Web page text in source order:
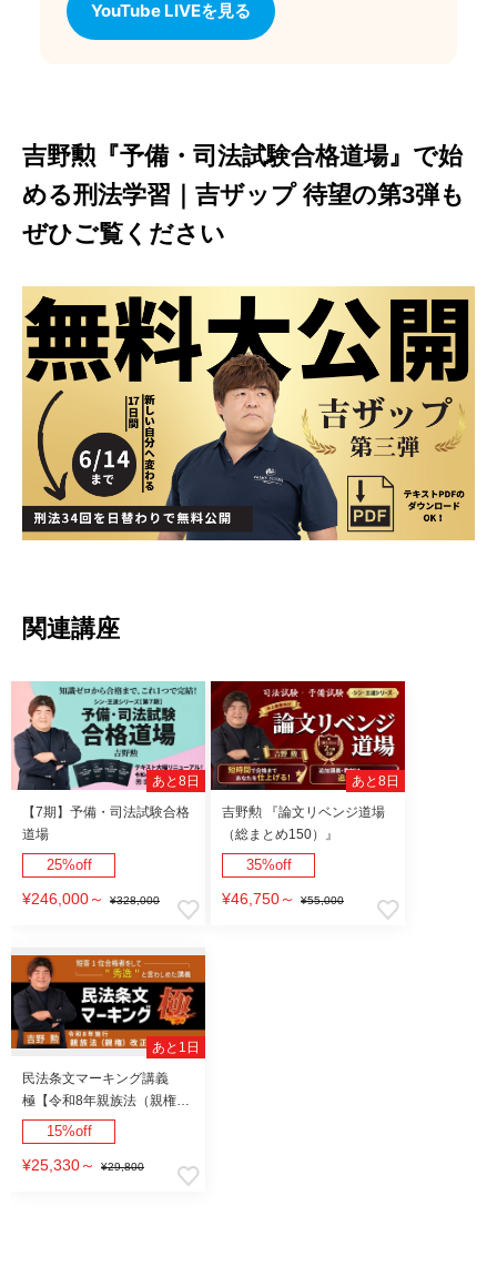
YouTube LIVEを見る
吉野勲『予備・司法試験合格道場』で始
める刑法学習｜吉ザップ 待望の第3弾も
ぜひご覧ください
関連講座
【7期】予備・司法試験合格
道場
25%off
¥246,000～ ¥328,000
あと8日
吉野勲 『論文リベンジ道場
（総まとめ150）』
35%off
¥46,750～ ¥55,000
あと8日
民法条文マーキング講義
極【令和8年親族法（親権）
改正対応】
15%off
¥25,330～ ¥29,800
あと1日